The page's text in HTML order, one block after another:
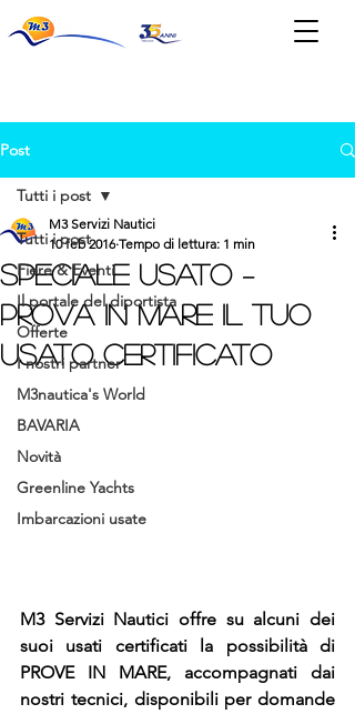
Post
Tutti i post
Fiere & Eventi
Il portale del diportista
Offerte
I nostri partner
M3nautica's World
BAVARIA
Novità
Greenline Yachts
Imbarcazioni usate
Tutti i post
SPECIALE USATO –
Prova in mare il tuo
usato certificato
M3 Servizi Nautici
10 feb 2016 Tempo di lettura: 1 min
M3 Servizi Nautici offre su alcuni dei
suoi usati certificati la possibilità di
PROVE IN MARE, accompagnati dai
nostri tecnici, disponibili per domande